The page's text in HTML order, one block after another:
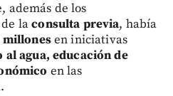
además de los
de laconsulta previa, había
millonesen iniciativas
al agua, educación de
en las